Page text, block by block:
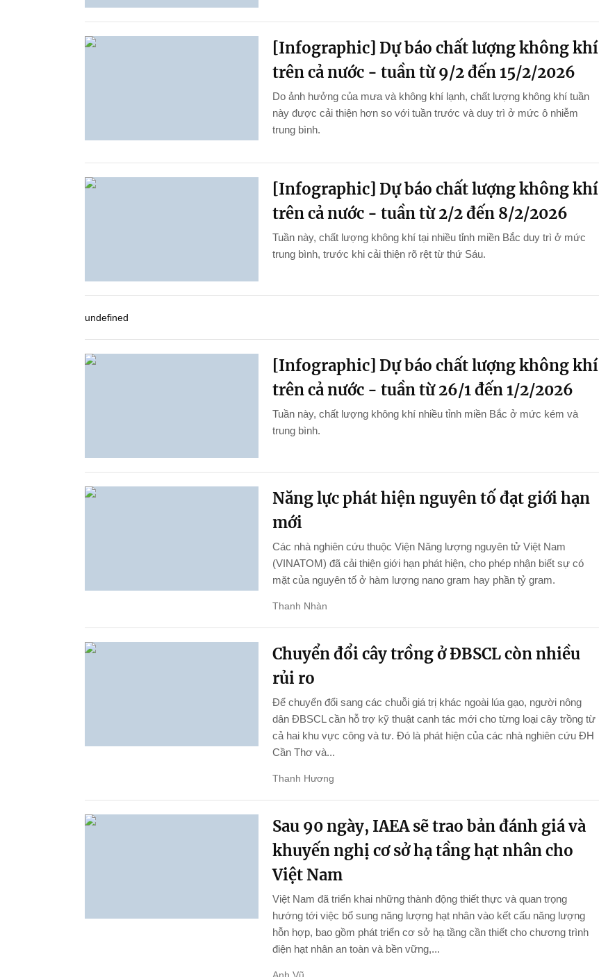
[Infographic] Dự báo chất lượng không khí
trên cả nước - tuần từ 9/2 đến 15/2/2026
Do ảnh hưởng của mưa và không khí lạnh, chất lượng không khí tuần
này được cải thiện hơn so với tuần trước và duy trì ở mức ô nhiễm
trung bình.
[Infographic] Dự báo chất lượng không khí
trên cả nước - tuần từ 2/2 đến 8/2/2026
Tuần này, chất lượng không khí tại nhiều tỉnh miền Bắc duy trì ở mức
trung bình, trước khi cải thiện rõ rệt từ thứ Sáu.
undefined
[Infographic] Dự báo chất lượng không khí
trên cả nước - tuần từ 26/1 đến 1/2/2026
Tuần này, chất lượng không khí nhiều tỉnh miền Bắc ở mức kém và
trung bình.
Năng lực phát hiện nguyên tố đạt giới hạn
mới
Các nhà nghiên cứu thuộc Viện Năng lượng nguyên tử Việt Nam
(VINATOM) đã cải thiện giới hạn phát hiện, cho phép nhận biết sự có
mặt của nguyên tố ở hàm lượng nano gram hay phần tỷ gram.
Thanh Nhàn
Chuyển đổi cây trồng ở ĐBSCL còn nhiều
rủi ro
Để chuyển đổi sang các chuỗi giá trị khác ngoài lúa gạo, người nông
dân ĐBSCL cần hỗ trợ kỹ thuật canh tác mới cho từng loại cây trồng từ
cả hai khu vực công và tư. Đó là phát hiện của các nhà nghiên cứu ĐH
Cần Thơ và...
Thanh Hương
Sau 90 ngày, IAEA sẽ trao bản đánh giá và
khuyến nghị cơ sở hạ tầng hạt nhân cho
Việt Nam
Việt Nam đã triển khai những thành động thiết thực và quan trọng
hướng tới việc bổ sung năng lượng hạt nhân vào kết cấu năng lượng
hỗn hợp, bao gồm phát triển cơ sở hạ tầng cần thiết cho chương trình
điện hạt nhân an toàn và bền vững,...